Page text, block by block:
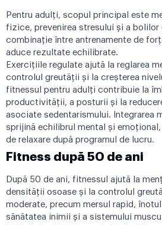
Pentru adulți, scopul principal este
fizice, prevenirea stresului și a bolilor
combinație între antrenamente de
aduce rezultate echilibrate.
Exercițiile regulate ajută la reglarea
controlul greutății și la creșterea
fitnessul pentru adulți contribuie la
productivității, a posturii și la
asociate sedentarismului. Integrarea
sprijină echilibrul mental și
de relaxare după programul de lucru.
Fitness după 50 de ani
După 50 de ani, fitnessul ajută la
densității osoase și la controlul
moderate, precum mersul rapid,
sănătatea inimii și a sistemului